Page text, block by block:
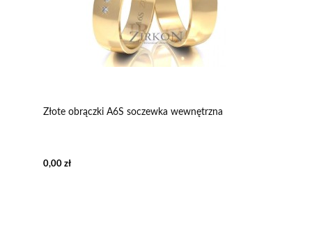
Złote obrączki A6S soczewka wewnętrzna
0,00 zł